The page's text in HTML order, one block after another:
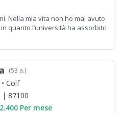
Nella mia vita non ho mai avuto
quanto l’università ha assorbito
call center: mi occupavo di
versatile e solare. Mi piace
dire poco. Tendo a fare sempre
le aspettative.
(53 a.)
Colf
| 87100
Per mese